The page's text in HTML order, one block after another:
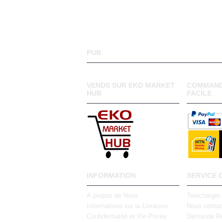
PUB
VENDS SUR EKO MARKET
HUB
FACILE
INFORMATION
À propos de Nous
Informations sur la Livraison
Confidentialité et Vie Privée
SERVICE
Nous
Demande